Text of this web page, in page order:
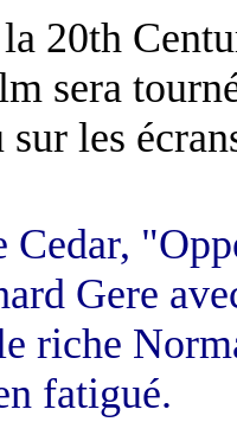
20th
sera
les
Cedar,
Gere
riche
fatigué.